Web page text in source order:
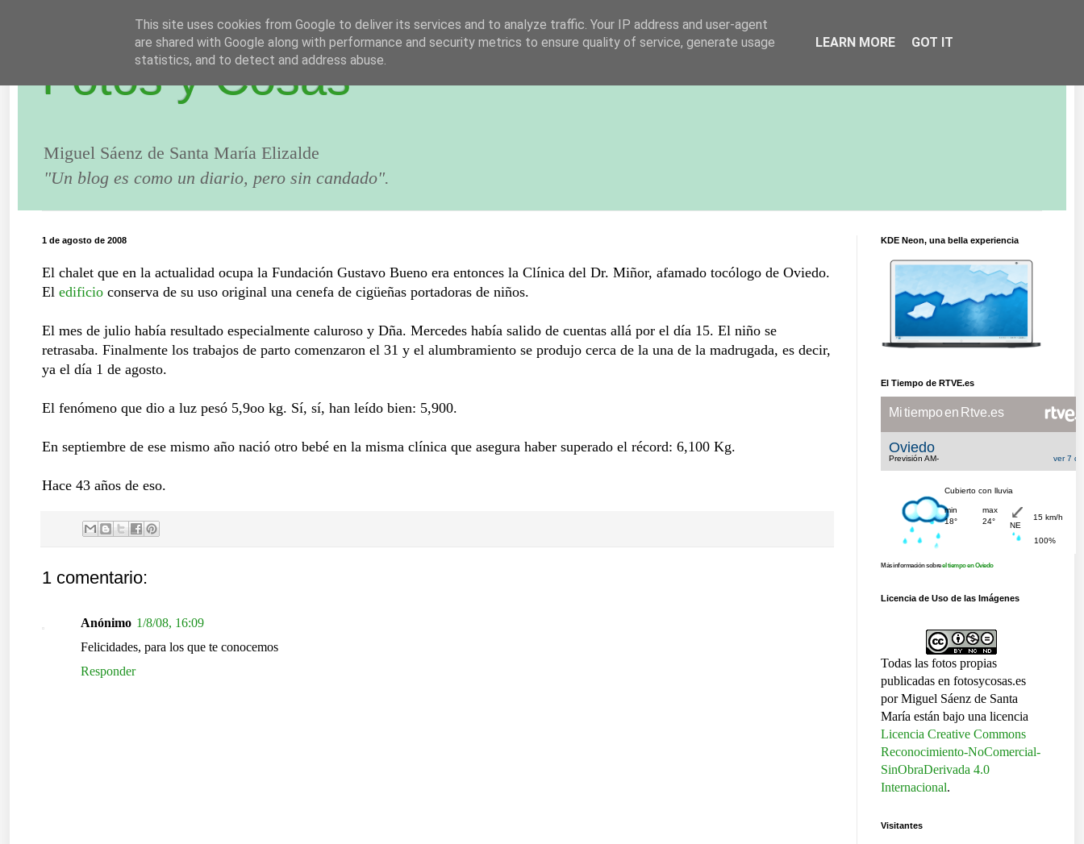
Fotos y Cosas
Miguel Sáenz de Santa María Elizalde
"Un blog es como un diario, pero sin candado".
1 de agosto de 2008
El chalet que en la actualidad ocupa la Fundación Gustavo Bueno era entonces la Clínica del Dr. Miñor, afamado tocólogo de Oviedo.
El edificio conserva de su uso original una cenefa de cigüeñas portadoras de niños.
El mes de julio había resultado especialmente caluroso y Dña. Mercedes había salido de cuentas allá por el día 15. El niño se
retrasaba. Finalmente los trabajos de parto comenzaron el 31 y el alumbramiento se produjo cerca de la una de la madrugada, es decir,
ya el día 1 de agosto.
El fenómeno que dio a luz pesó 5,9oo kg. Sí, sí, han leído bien: 5,900.
En septiembre de ese mismo año nació otro bebé en la misma clínica que asegura haber superado el récord: 6,100 Kg.
Hace 43 años de eso.
1 comentario:
Anónimo 1/8/08, 16:09
Felicidades, para los que te conocemos
Responder
KDE Neon, una bella experiencia
El Tiempo de RTVE.es
Más información sobreel tiempo en Oviedo
Licencia de Uso de las Imágenes
Todas las fotos propias
publicadas en fotosycosas.es
por Miguel Sáenz de Santa
María están bajo una licencia
Licencia Creative Commons
Reconocimiento-NoComercial-
SinObraDerivada 4.0
Internacional.
Visitantes
This site uses cookies from Google to deliver its services and to analyze traffic. Your IP address and user-agent
are shared with Google along with performance and security metrics to ensure quality of service, generate usage
statistics, and to detect and address abuse.
LEARN MORE GOT IT